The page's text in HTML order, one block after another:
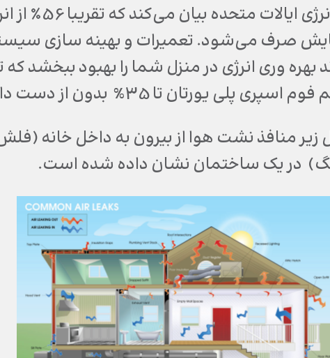
وزارت
صرف می‌شود. تعمیرات و بهینه سازی
بهره وری انرژی در منزل شما را بهبود ببخشد
پلی یورتان تا 35% بدون از دست دادن کارایی خواهد بود.
منافذ نشت هوا از بیرون به داخل خانه
در یک ساختمان نشان داده شده است.